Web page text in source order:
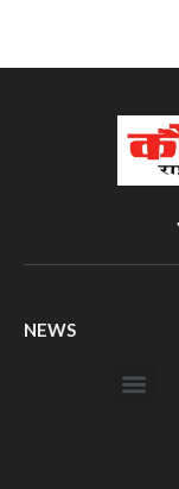
NEWS